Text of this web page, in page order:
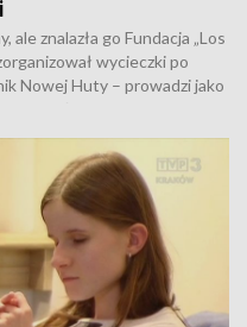
ale znalazła go Fundacja „Los
wycieczki po
Nowej Huty – prowadzi jako